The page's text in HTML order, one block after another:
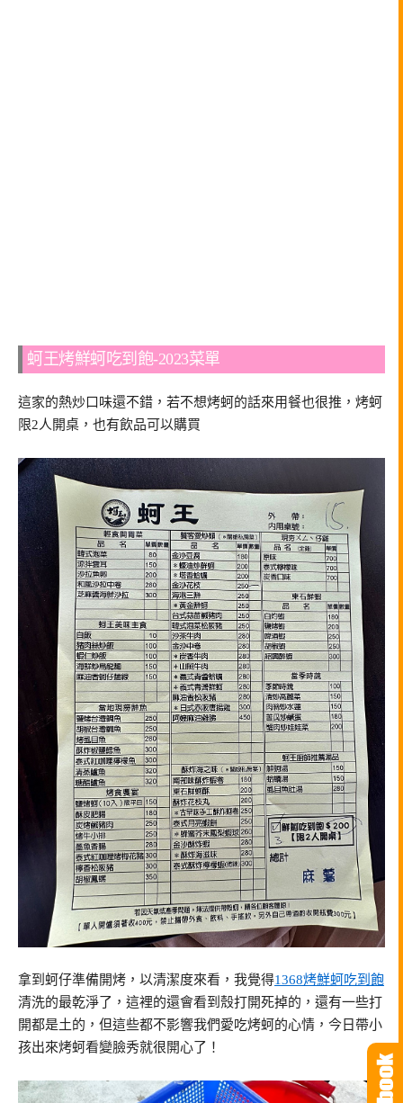
蚵王烤鮮蚵吃到飽-2023菜單
這家的熱炒口味還不錯，若不想烤蚵的話來用餐也很推，烤蚵
限2人開桌，也有飲品可以購買
拿到蚵仔準備開烤，以清潔度來看，我覺得1368烤鮮蚵吃到飽
清洗的最乾淨了，這裡的還會看到殼打開死掉的，還有一些打
開都是土的，但這些都不影響我們愛吃烤蚵的心情，今日帶小
孩出來烤蚵看變臉秀就很開心了！